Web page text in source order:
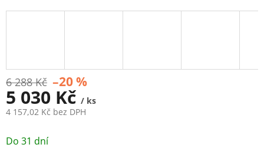
6 288 Kč –20 %
5 030 Kč / ks
4 157,02 Kč bez DPH
cena:
Do 31 dní